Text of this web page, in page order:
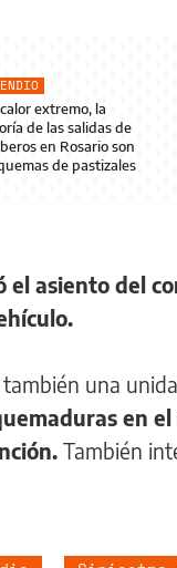
extremo, la
de las salidas de
en Rosario son
de pastizales
el asiento del
una
en
También